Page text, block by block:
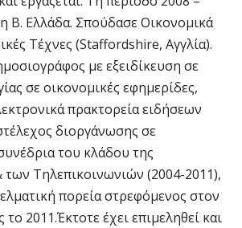
Β. Ελλάδα. Σπούδασε Οικονομικά
Τέχνες (Staffordshire, Αγγλία).
με εξειδίκευση σε
σε οικονομικές εφημερίδες,
πρακτορεία ειδήσεων
διοργάνωσης σε
του κλάδου της
Τηλεπικοινωνιών (2004-2011),
πορεία στρεφόμενος στον
2011.Έκτοτε έχει επιμεληθεί και